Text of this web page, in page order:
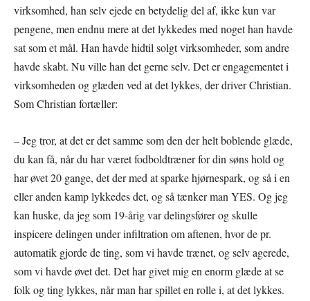
virksomhed, han selv ejede en betydelig del af, ikke kun var
pengene, men endnu mere at det lykkedes med noget han havde
sat som et mål. Han havde hidtil solgt virksomheder, som andre
havde skabt. Nu ville han det gerne selv. Det er engagementet i
virksomheden og glæden ved at det lykkes, der driver Christian.
Som Christian fortæller:
– Jeg tror, at det er det samme som den der helt boblende glæde,
du kan få, når du har været fodboldtræner for din søns hold og
har øvet 20 gange, det der med at sparke hjørnespark, og så i en
eller anden kamp lykkedes det, og så tænker man YES. Og jeg
kan huske, da jeg som 19-årig var delingsfører og skulle
inspicere delingen under infiltration om aftenen, hvor de pr.
automatik gjorde de ting, som vi havde trænet, og selv agerede,
som vi havde øvet det. Det har givet mig en enorm glæde at se
folk og ting lykkes, når man har spillet en rolle i, at det lykkes.